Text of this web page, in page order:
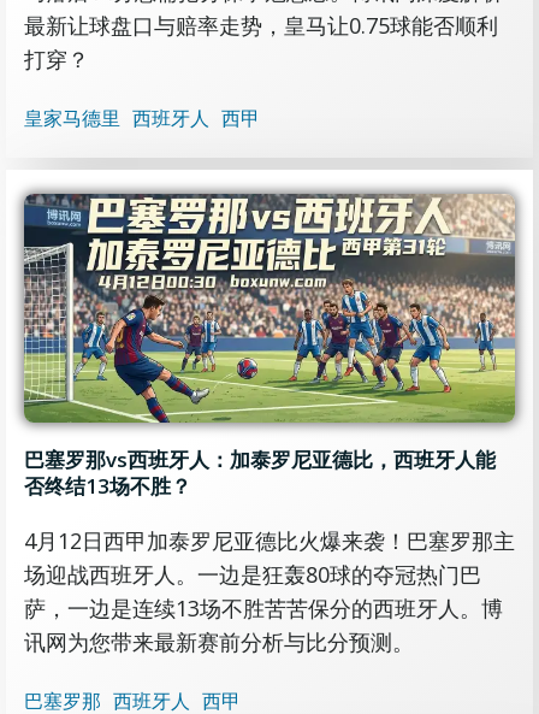
最新让球盘口与赔率走势，皇马让0.75球能否顺利
打穿？
皇家马德里 西班牙人 西甲
巴塞罗那vs西班牙人：加泰罗尼亚德比，西班牙人能
否终结13场不胜？
4月12日西甲加泰罗尼亚德比火爆来袭！巴塞罗那主
场迎战西班牙人。一边是狂轰80球的夺冠热门巴
萨，一边是连续13场不胜苦苦保分的西班牙人。博
讯网为您带来最新赛前分析与比分预测。
巴塞罗那 西班牙人 西甲